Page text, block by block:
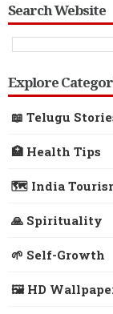
Search Website
Explore
📖 Telugu
🏥 Health Tips
🗺️ India
🙏 Spirituality
🌱 Self-Growth
🖼️ HD